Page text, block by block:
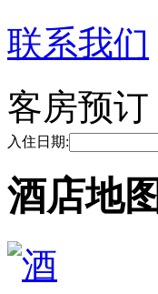
联系我们
客房预订
入住日期:
酒店地图